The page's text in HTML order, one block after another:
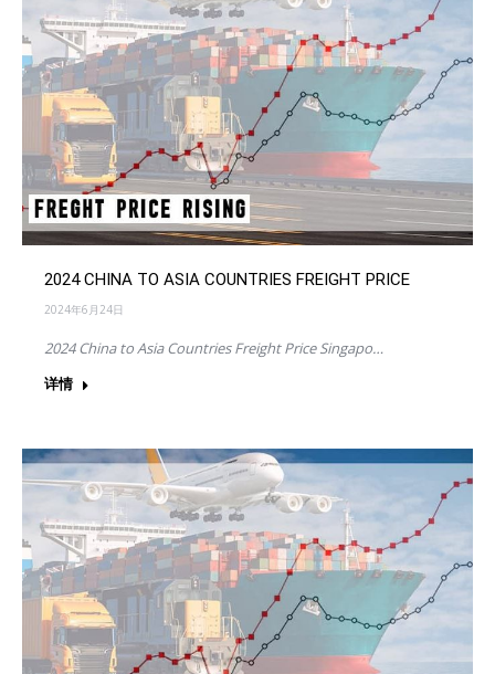
2024 CHINA TO ASIA COUNTRIES FREIGHT PRICE
2024年6月24日
2024 China to Asia Countries Freight Price Singapo…
详情